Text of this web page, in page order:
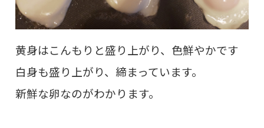
黄身はこんもりと盛り上がり、色鮮やかです
白身も盛り上がり、締まっています。
新鮮な卵なのがわかります。